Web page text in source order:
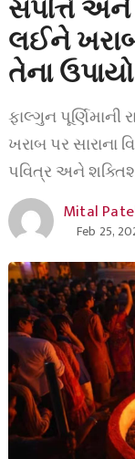
સંપત્તિ અને
લઈને
તેના
ફાલ્ગુન
ખરાબ પર સારાના
પવિત્ર અને
Mital
Feb 25,